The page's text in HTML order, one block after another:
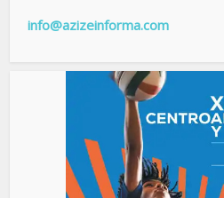
info@azizeinforma.com